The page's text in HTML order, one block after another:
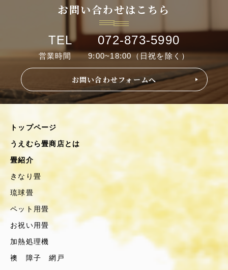
お問い合わせはこちら
TEL 072-873-5990
営業時間 9:00~18:00（日祝を除く）
お問い合わせフォームへ
トップページ
うえむら畳商店とは
畳紹介
きなり畳
琉球畳
ペット用畳
お祝い用畳
加熱処理機
襖 障子 網戸